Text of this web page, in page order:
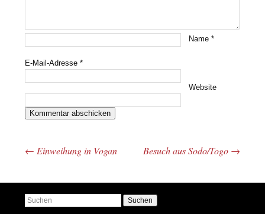
Name*
E-Mail-Adresse*
Website
Beitrags-Navigation
← Einweihung in Vogan Besuch aus Sodo/Togo →
Suchen